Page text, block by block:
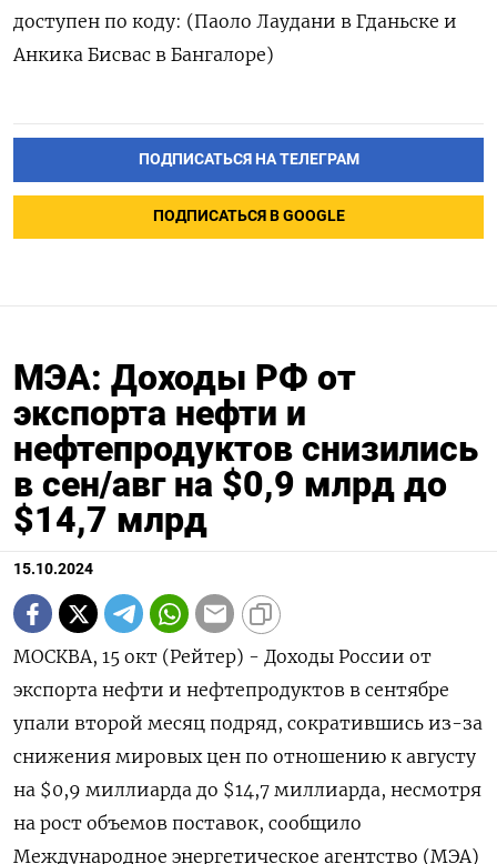
доступен по коду: (Паоло Лаудани в Гданьске и
Анкика Бисвас в Бангалоре)
ПОДПИСАТЬСЯ НА ТЕЛЕГРАМ
ПОДПИСАТЬСЯ В GOOGLE
МЭА: Доходы РФ от
экспорта нефти и
нефтепродуктов снизились
в сен/авг на $0,9 млрд до
$14,7 млрд
15.10.2024
МОСКВА, 15 окт (Рейтер) - Доходы России от
экспорта нефти и нефтепродуктов в сентябре
упали второй месяц подряд, сократившись из-за
снижения мировых цен по отношению к августу
на $0,9 миллиарда до $14,7 миллиарда, несмотря
на рост объемов поставок, сообщило
Международное энергетическое агентство (МЭА)